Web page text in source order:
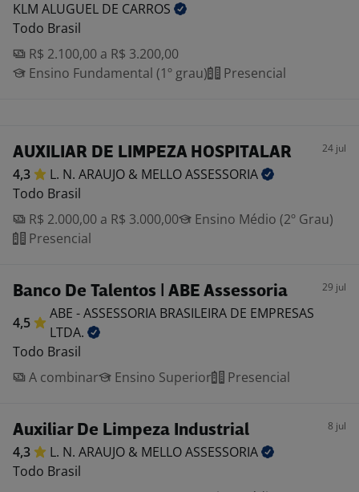
KLM ALUGUEL DE CARROS
Todo Brasil
R$ 2.100,00 a R$ 3.200,00
Ensino Fundamental (1º grau)
Presencial
AUXILIAR DE LIMPEZA HOSPITALAR 24 jul
4,3 L. N. ARAUJO & MELLOASSESSORIA
Todo Brasil
R$ 2.000,00 a R$ 3.000,00
Ensino Médio (2º Grau)
Presencial
Banco De Talentos | ABE Assessoria 29 jul
4,5
ABE - ASSESSORIA BRASILEIRA DE EMPRESAS
LTDA.
Todo Brasil
A combinar
Ensino Superior Presencial
Auxiliar De Limpeza Industrial 8 jul
4,3 L. N. ARAUJO & MELLOASSESSORIA
Todo Brasil